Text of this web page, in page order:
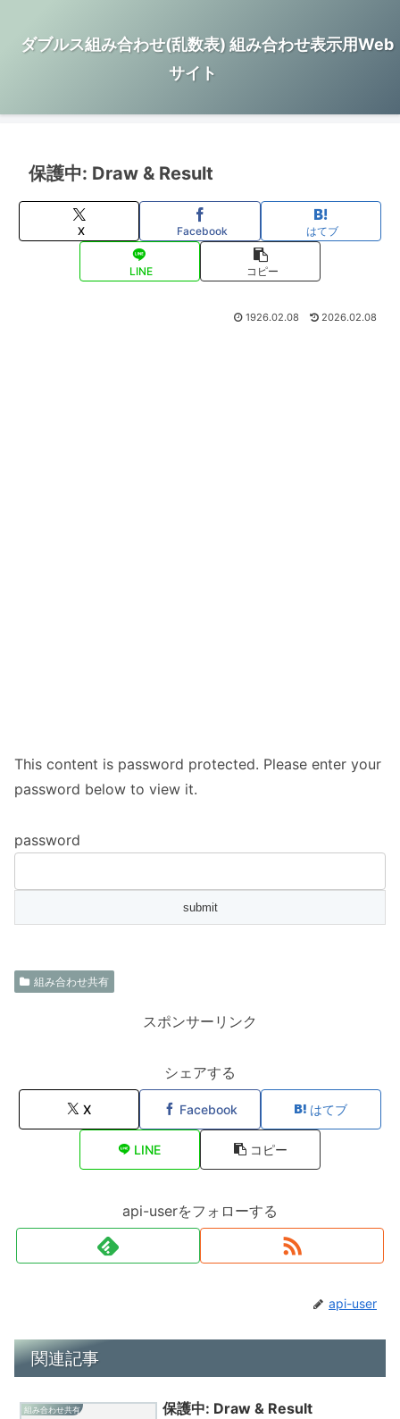
ダブルス組み合わせ(乱数表) 組み合わせ表示用Web
サイト
保護中: Draw & Result
X Facebook はてブ
LINE コピー
1926.02.08 2026.02.08
This content is password protected. Please enter your
password below to view it.
password
組み合わせ共有
スポンサーリンク
シェアする
X Facebook はてブ
LINE コピー
api-userをフォローする
api-user
関連記事
組み合わせ共有 保護中: Draw & Result